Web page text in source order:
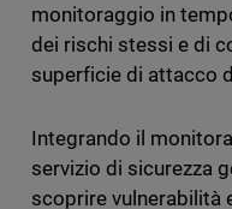
monitoraggio in
dei rischi stessi e di
superficie di attacco
Integrando il
servizio di sicurezza
scoprire vulnerabilità